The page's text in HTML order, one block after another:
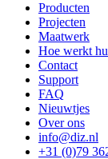
Producten
Projecten
Maatwerk
Hoe werkt
Contact
Support
FAQ
Nieuwtjes
Over ons
info@diz.nl
+31 (0)79